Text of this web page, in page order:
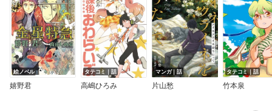
絵ノベル
嬉野君
タテコミ｜話
高嶋ひろみ
マンガ｜話
片山愁
タテコミ｜話
竹本泉